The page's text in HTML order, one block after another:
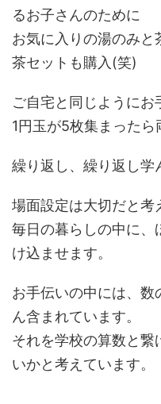
るお子さんのために
お気に入りの湯のみと
茶セットも購入(笑)
ご自宅と同じようにお
1円玉が5枚集まったら
繰り返し、繰り返し学
場面設定は大切だと考
毎日の暮らしの中に、
け込ませます。
お手伝いの中には、数
ん含まれています。
それを学校の算数と繋
いかと考えています。